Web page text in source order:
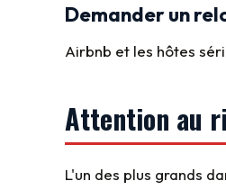
Demander un
Airbnb et les hôtes
Attention au
L'un des plus grands